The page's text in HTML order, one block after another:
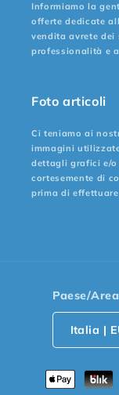
Informiamo la
offerte dedicate
vendita avrete
professionalità e
Foto articoli
Ci teniamo ai
immagini
dettagli grafici e/o
cortesemente di
prima di
Paese/
Metodi